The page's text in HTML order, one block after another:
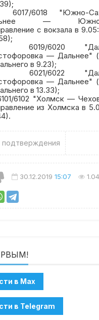
6018 "Южно-
— Южно-
с вокзала в
6020
— Дальнее"
в 9.23);
6022
— Дальнее"
в 13.33);
6102 "Холмск —
из Холмска в
подтверждения
30.12.2019 15:07